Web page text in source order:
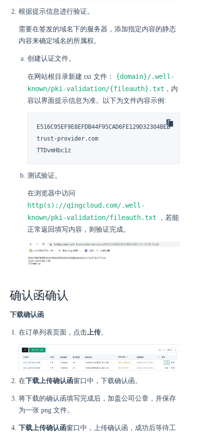
根据提示信息进行验证。
需要在签发的域名下的服务器，添加指定内容的静态
内容来确定域名的所属权。
创建认证文件。
在网站根目录新建 txt 文件： {domain}/.well-
known/pki-validation/{fileauth}.txt ，内
容以界面提示信息为准。以下为文件内容示例:
trust-provider.com
TTDvmHbc1z
测试验证。
在浏览器中访问
http(s)://qingcloud.com/.well-
known/pki-validation/fileauth.txt ，若能
正常返回填写内容，则验证完成。
确认函确认
下载确认函
在订单列表页面，点击 上传。
在下载上传确认函窗口中，下载确认函。
将下载的确认函填写完成后，加盖公司公章，并保存
为一张 png 文件。
下载上传确认函窗口中，上传确认函，成功后等待工